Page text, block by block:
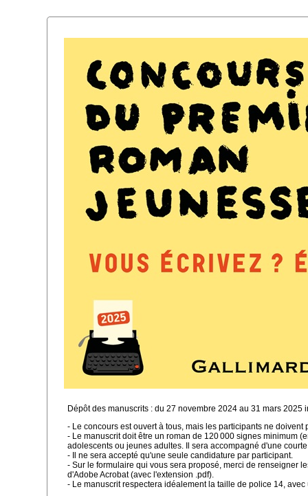
Dépôt des manuscrits : du 27 novembre 2024 au 31 mars 2025
- Le concours est ouvert à tous, mais les participants ne
- Le manuscrit doit être un roman de 120 000 signes minimum
adolescents ou jeunes adultes. Il sera accompagné d'une
- Il ne sera accepté qu'une seule candidature par participant.
- Sur le formulaire qui vous sera proposé, merci de renseigner
d'Adobe Acrobat (avec l'extension .pdf).
- Le manuscrit respectera idéalement la taille de police 14,